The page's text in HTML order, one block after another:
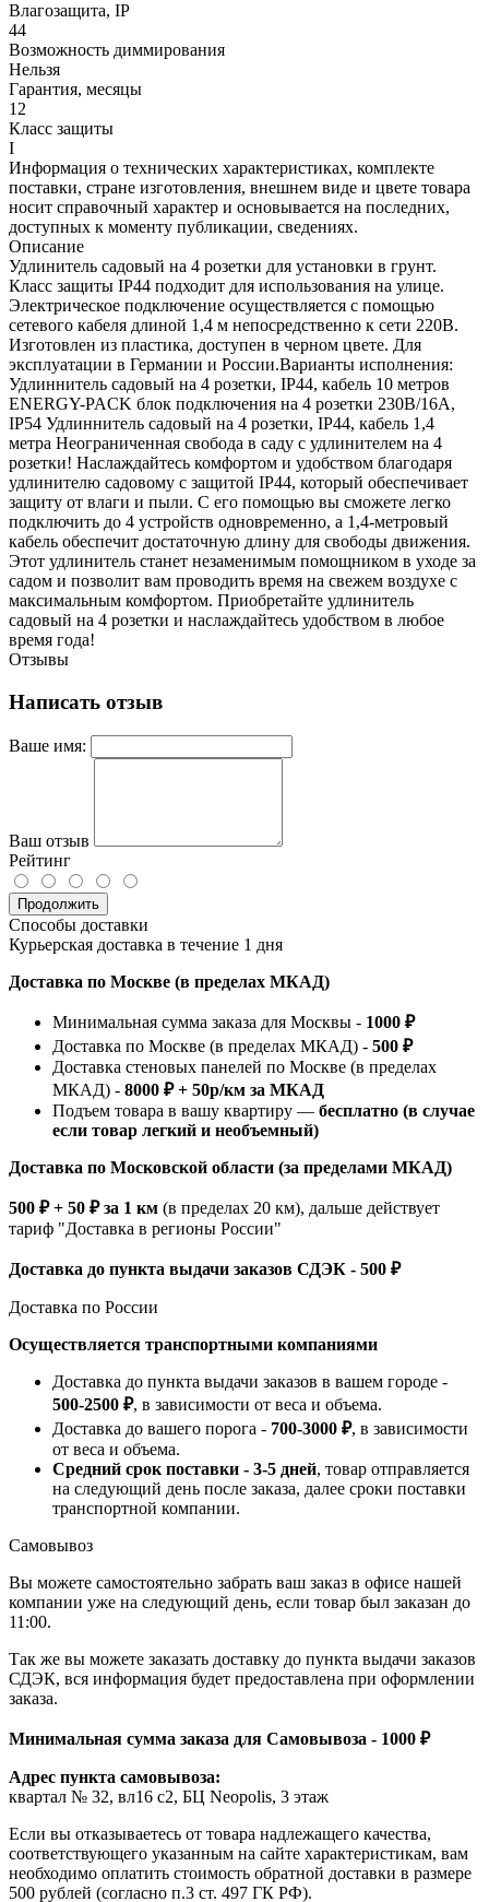
Влагозащита, IP
44
Возможность диммирования
Нельзя
Гарантия, месяцы
12
Класс защиты
I
Информация о технических характеристиках, комплекте
поставки, стране изготовления, внешнем виде и цвете товара
носит справочный характер и основывается на последних,
доступных к моменту публикации, сведениях.
Описание
Удлинитель садовый на 4 розетки для установки в грунт.
Класс защиты IP44 подходит для использования на улице.
Электрическое подключение осуществляется с помощью
сетевого кабеля длиной 1,4 м непосредственно к сети 220В.
Изготовлен из пластика, доступен в черном цвете. Для
эксплуатации в Германии и России.Варианты исполнения:
Удлиннитель садовый на 4 розетки, IP44, кабель 10 метров
ENERGY-PACK блок подключения на 4 розетки 230B/16A,
IP54 Удлиннитель садовый на 4 розетки, IP44, кабель 1,4
метра Неограниченная свобода в саду с удлинителем на 4
розетки! Наслаждайтесь комфортом и удобством благодаря
удлинителю садовому с защитой IP44, который обеспечивает
защиту от влаги и пыли. С его помощью вы сможете легко
подключить до 4 устройств одновременно, а 1,4-метровый
кабель обеспечит достаточную длину для свободы движения.
Этот удлинитель станет незаменимым помощником в уходе за
садом и позволит вам проводить время на свежем воздухе с
максимальным комфортом. Приобретайте удлинитель
садовый на 4 розетки и наслаждайтесь удобством в любое
время года!
Отзывы
Написать отзыв
Ваше имя:
Ваш отзыв
Рейтинг
Продолжить
Способы доставки
Курьерская доставка в течение 1 дня
Доставка по Москве (в пределах МКАД)
Минимальная сумма заказа для Москвы - 1000 ₽
Доставка по Москве (в пределах МКАД) - 500 ₽
Доставка стеновых панелей по Москве (в пределах
МКАД) - 8000 ₽ + 50р/км за МКАД
Подъем товара в вашу квартиру — бесплатно (в случае
если товар легкий и необъемный)
Доставка по Московской области (за пределами МКАД)
500 ₽ + 50 ₽ за 1 км (в пределах 20 км), дальше действует
тариф "Доставка в регионы России"
Доставка до пункта выдачи заказов СДЭК - 500 ₽
Доставка по России
Осуществляется транспортными компаниями
Доставка до пункта выдачи заказов в вашем городе -
500-2500 ₽, в зависимости от веса и объема.
Доставка до вашего порога - 700-3000 ₽, в зависимости
от веса и объема.
Средний срок поставки - 3-5 дней, товар отправляется
на следующий день после заказа, далее сроки поставки
транспортной компании.
Самовывоз
Вы можете самостоятельно забрать ваш заказ в офисе нашей
компании уже на следующий день, если товар был заказан до
11:00.
Так же вы можете заказать доставку до пункта выдачи заказов
СДЭК, вся информация будет предоставлена при оформлении
заказа.
Минимальная сумма заказа для Самовывоза - 1000 ₽
Адрес пункта самовывоза:
квартал № 32, вл16 с2, БЦ Neopolis, 3 этаж
Если вы отказываетесь от товара надлежащего качества,
соответствующего указанным на сайте характеристикам, вам
необходимо оплатить стоимость обратной доставки в размере
500 рублей (согласно п.3 ст. 497 ГК РФ).